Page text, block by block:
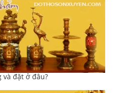
và đặt ở đâu?